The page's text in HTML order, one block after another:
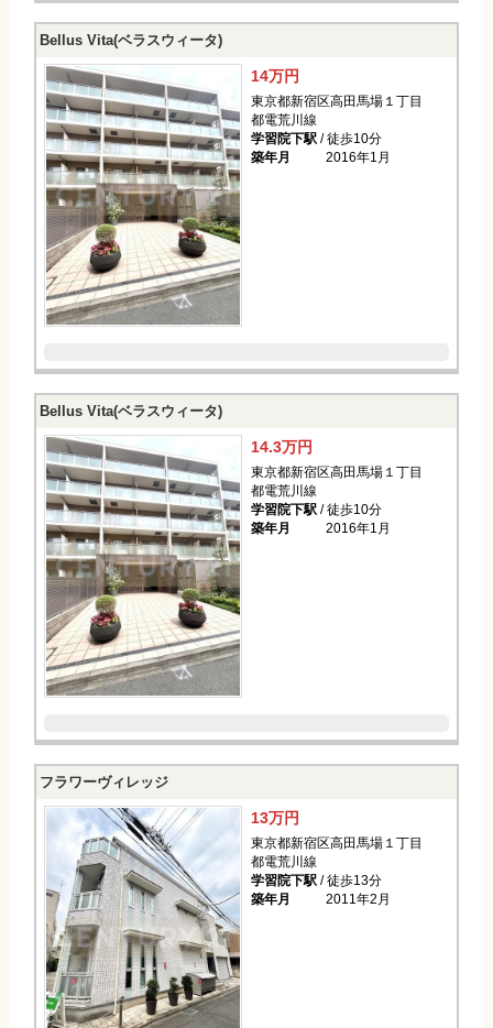
Bellus Vita(ベラスウィータ)
14万円
東京都新宿区高田馬場１丁目
都電荒川線
学習院下駅/ 徒歩10分
築年月
2016年1月
Bellus Vita(ベラスウィータ)
14.3万円
東京都新宿区高田馬場１丁目
都電荒川線
学習院下駅/ 徒歩10分
築年月
2016年1月
フラワーヴィレッジ
13万円
東京都新宿区高田馬場１丁目
都電荒川線
学習院下駅/ 徒歩13分
築年月
2011年2月